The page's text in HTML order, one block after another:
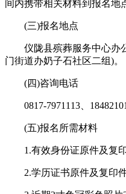
间内携带相关材料到报名地
(三)报名地点
仪陇县殡葬服务中心办
门街道办奶子石社区二组)。
(四)咨询电话
0817-7971113、
(五)报名所需材料
1.有效身份证原件及复
2.学历证书原件及复印